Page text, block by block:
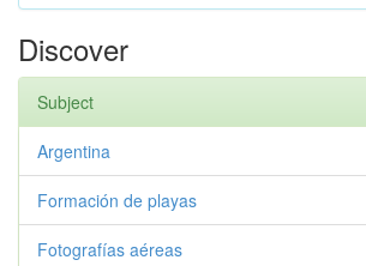
Discover
Subject
Argentina
Formación de playas
Fotografías aéreas